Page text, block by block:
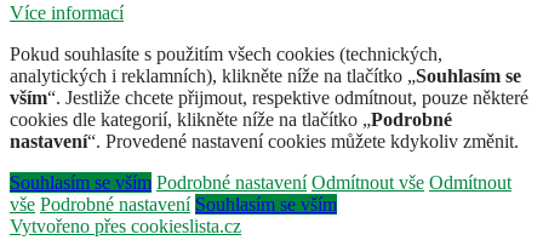
Více informací
Pokud souhlasíte s použitím všech cookies (technických,
analytických i reklamních), klikněte níže na tlačítko „Souhlasím se
vším“. Jestliže chcete přijmout, respektive odmítnout, pouze některé
cookies dle kategorií, klikněte níže na tlačítko „Podrobné
nastavení“. Provedené nastavení cookies můžete kdykoliv změnit.
Souhlasím se vším Podrobné nastavení Odmítnout vše Odmítnout
vše Podrobné nastavení Souhlasím se vším
Vytvořeno přes cookieslista.cz